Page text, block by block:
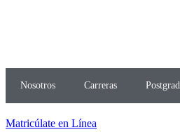
Nosotros Carreras
Matricúlate en Línea